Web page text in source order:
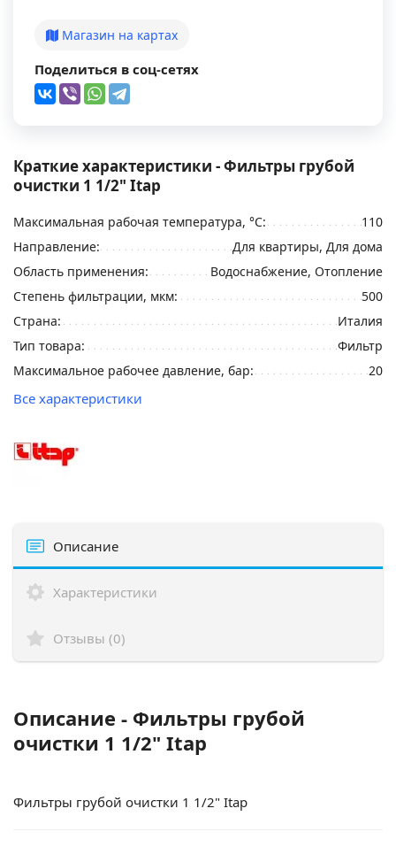
Магазин на картах
Поделиться в соц-сетях
Краткие характеристики - Фильтры грубой
очистки 1 1/2" Itap
Максимальная рабочая температура, °С:
110
Направление:
Для квартиры, Для дома
Область применения:
Водоснабжение, Отопление
Степень фильтрации, мкм:
500
Страна:
Италия
Тип товара:
Фильтр
Максимальное рабочее давление, бар:
20
Все характеристики
Описание
Характеристики
Отзывы (0)
Описание - Фильтры грубой
очистки 1 1/2" Itap
Фильтры грубой очистки 1 1/2" Itap